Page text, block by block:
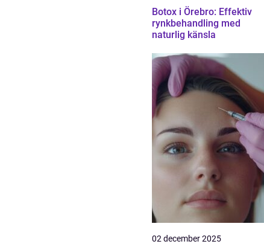
Botox i Örebro: Effektiv
rynkbehandling med
naturlig känsla
02 december 2025